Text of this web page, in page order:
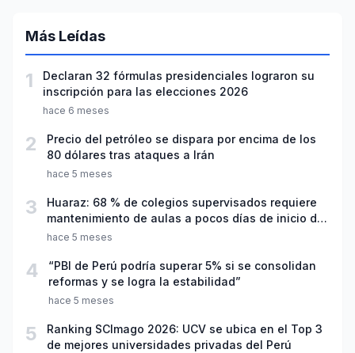
Más Leídas
1
Declaran 32 fórmulas presidenciales lograron su
inscripción para las elecciones 2026
hace 6 meses
2
Precio del petróleo se dispara por encima de los
80 dólares tras ataques a Irán
hace 5 meses
3
Huaraz: 68 % de colegios supervisados requiere
mantenimiento de aulas a pocos días de inicio del
año escolar 2026
hace 5 meses
4
“PBI de Perú podría superar 5% si se consolidan
reformas y se logra la estabilidad”
hace 5 meses
5
Ranking SCImago 2026: UCV se ubica en el Top 3
de mejores universidades privadas del Perú